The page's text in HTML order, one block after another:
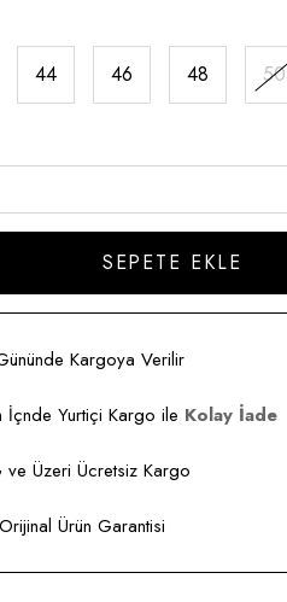
44 46 48 50
Kargoya Verilir
İçnde Yurtiçi Kargo ile Kolay İade
Üzeri Ücretsiz Kargo
Ürün Garantisi